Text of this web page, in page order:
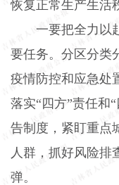
恢复正常生产生活
一要把全力以
要任务。分区分类
疫情防控和应急处
落实“四方”责任和
告制度，紧盯重点
人群，抓好风险排
弹。